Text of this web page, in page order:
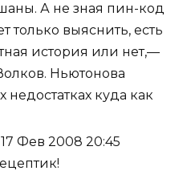
А не зная пин-код
только выяснить, есть
история или нет,—
Ньютонова
куда как
Фев 2008 20:45